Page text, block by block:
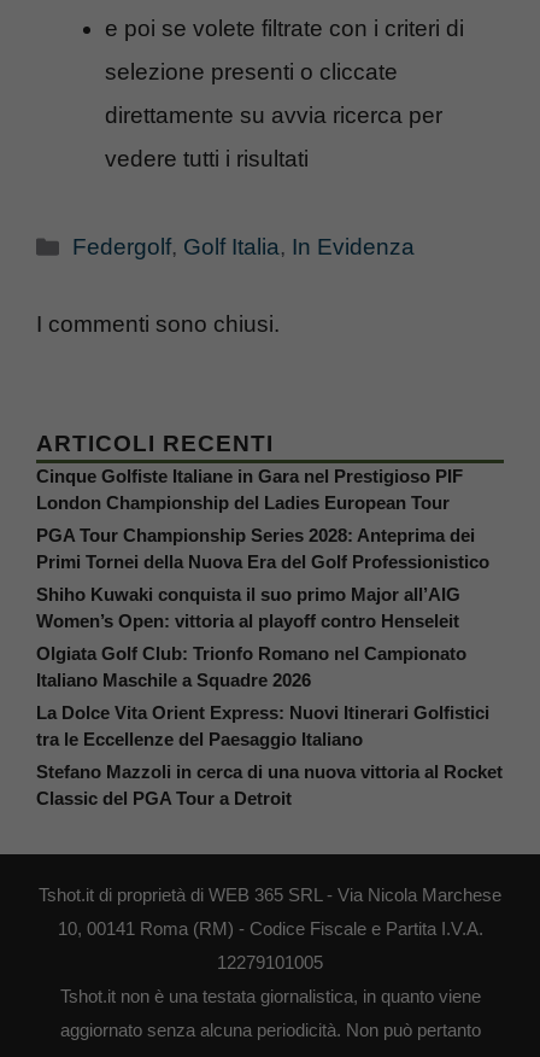
e poi se volete filtrate con i criteri di
selezione presenti o cliccate
direttamente su avvia ricerca per
vedere tutti i risultati
Categorie
Federgolf, Golf Italia, In Evidenza
I commenti sono chiusi.
ARTICOLI RECENTI
Cinque Golfiste Italiane in Gara nel Prestigioso PIF
London Championship del Ladies European Tour
PGA Tour Championship Series 2028: Anteprima dei
Primi Tornei della Nuova Era del Golf Professionistico
Shiho Kuwaki conquista il suo primo Major all’AIG
Women’s Open: vittoria al playoff contro Henseleit
Olgiata Golf Club: Trionfo Romano nel Campionato
Italiano Maschile a Squadre 2026
La Dolce Vita Orient Express: Nuovi Itinerari Golfistici
tra le Eccellenze del Paesaggio Italiano
Stefano Mazzoli in cerca di una nuova vittoria al Rocket
Classic del PGA Tour a Detroit
Tshot.it di proprietà di WEB 365 SRL - Via Nicola Marchese
10, 00141 Roma (RM) - Codice Fiscale e Partita I.V.A.
12279101005
Tshot.it non è una testata giornalistica, in quanto viene
aggiornato senza alcuna periodicità. Non può pertanto